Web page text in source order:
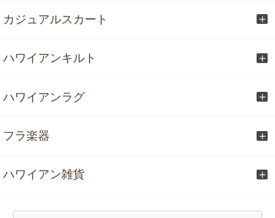
カジュアルスカート
ハワイアンキルト
ハワイアンラグ
フラ楽器
ハワイアン雑貨